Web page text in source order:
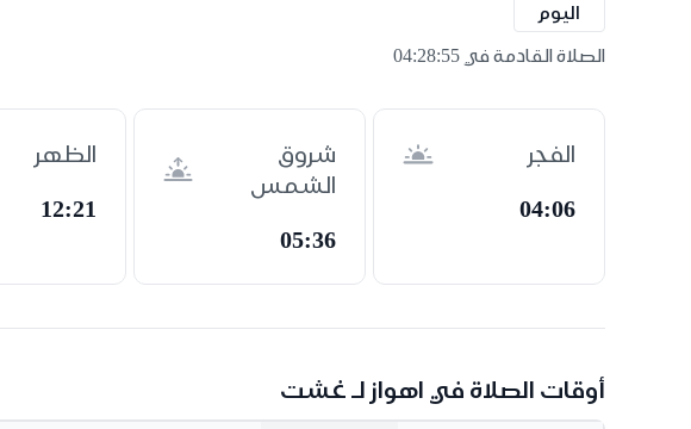
اليوم
الصلاة القادمة في 04:28:54
الفجر
04:06
شروق
الشمس
05:36
الظهر
12:21
أوقات الصلاة في اهواز لـ غشت